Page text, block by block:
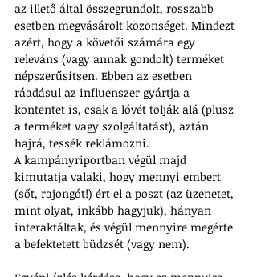
az illető által összegrundolt, rosszabb
esetben megvásárolt közönséget. Mindezt
azért, hogy a követői számára egy
releváns (vagy annak gondolt) terméket
népszerűsítsen. Ebben az esetben
ráadásul az influenszer gyártja a
kontentet is, csak a lóvét tolják alá (plusz
a terméket vagy szolgáltatást), aztán
hajrá, tessék reklámozni.
A kampányriportban végül majd
kimutatja valaki, hogy mennyi embert
(sőt, rajongót!) ért el a poszt (az üzenetet,
mint olyat, inkább hagyjuk), hányan
interaktáltak, és végül mennyire megérte
a befektetett büdzsét (vagy nem).